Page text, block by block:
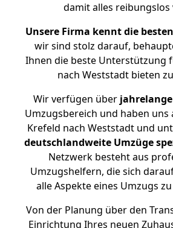
damit alles
Unsere Firma kennt die
wir sind stolz darauf,
Ihnen die beste Unterstützung
nach Weststadt bieten
Wir verfügen über
Umzugsbereich und haben uns
Krefeld nach Weststadt und
deutschlandweite Umzüge
Netzwerk besteht aus
Umzugshelfern, die sich
alle Aspekte eines Umzugs
Von der Planung über den
Einrichtung Ihres neuen